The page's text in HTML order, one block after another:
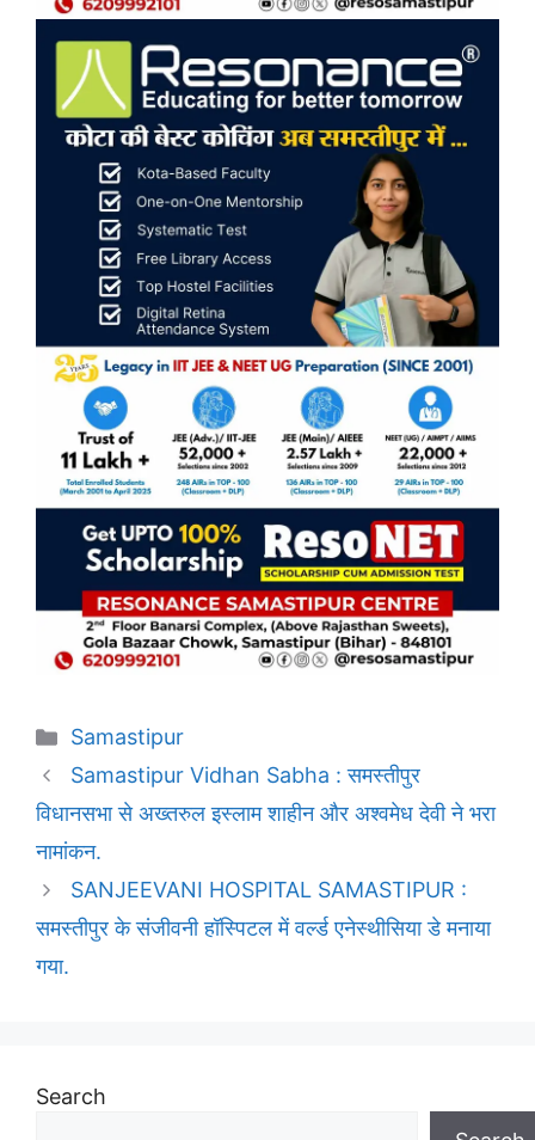
Categories
Samastipur
Samastipur Vidhan Sabha : समस्तीपुर
विधानसभा से अख्तरुल इस्लाम शाहीन और अश्वमेध देवी ने भरा
नामांकन.
SANJEEVANI HOSPITAL SAMASTIPUR :
समस्तीपुर के संजीवनी हॉस्पिटल में वर्ल्ड एनेस्थीसिया डे मनाया
गया.
Search